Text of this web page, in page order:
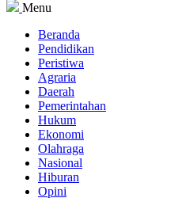
Menu
Beranda
Pendidikan
Peristiwa
Agraria
Daerah
Pemerintahan
Hukum
Ekonomi
Olahraga
Nasional
Hiburan
Opini